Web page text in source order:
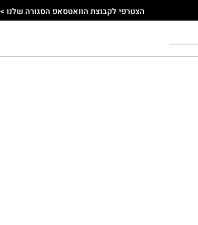
הצטרפי לקבוצת הוואטסאפ הסגורה שלנו >